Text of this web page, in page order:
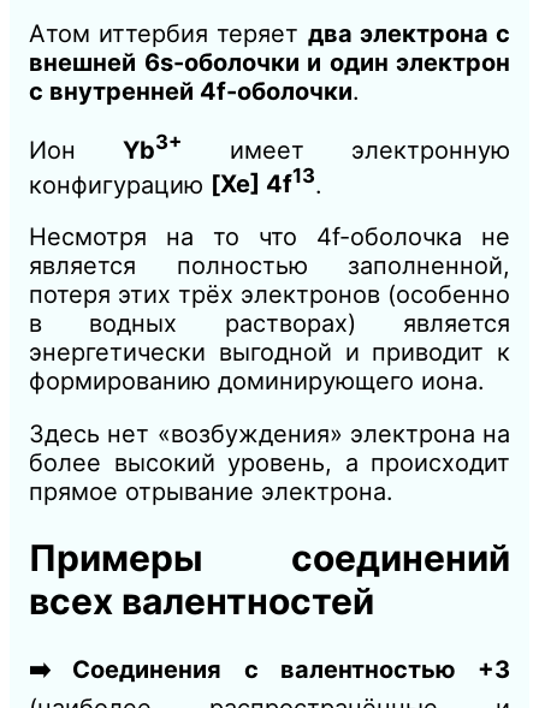
Атом иттербия теряет два электрона с
внешней 6s-оболочки и один электрон
с внутренней 4f-оболочки.
ИонYb3+
имеет электронную
конфигурацию [Xe] 4f13.
Несмотря на то что 4f-оболочка не
является полностью заполненной,
потеря этих трёх электронов (особенно
в водных растворах) является
энергетически выгодной и приводит к
формированию доминирующего иона.
Здесь нет «возбуждения» электрона на
более высокий уровень, а происходит
прямое отрывание электрона.
Примеры соединений
всех валентностей
➡️ Соединения с валентностью +3